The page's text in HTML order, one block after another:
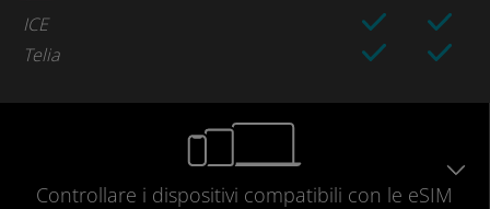
ICE
Telia
Controllare i dispositivi compatibili con le eSIM